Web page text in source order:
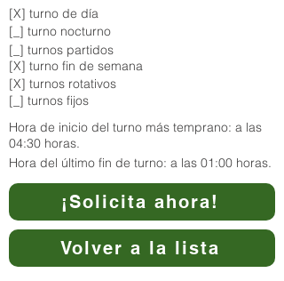
[X] turno de día
[_] turno nocturno
[_] turnos partidos
[X] turno fin de semana
[X] turnos rotativos
[_] turnos fijos
Hora de inicio del turno más temprano: a las
04:30 horas.
Hora del último fin de turno: a las 01:00 horas.
¡Solicita ahora!
Volver a la lista